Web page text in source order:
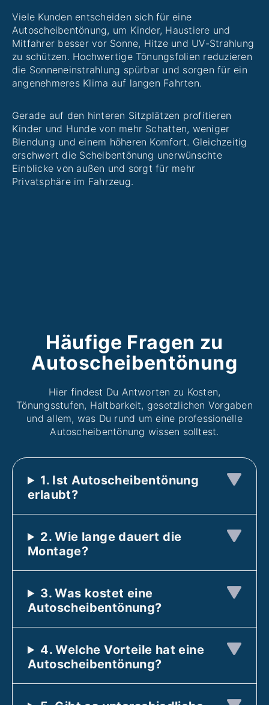
Viele Kunden entscheiden sich für eine
Autoscheibentönung, um Kinder, Haustiere und
Mitfahrer besser vor Sonne, Hitze und UV-Strahlung
zu schützen. Hochwertige Tönungsfolien reduzieren
die Sonneneinstrahlung spürbar und sorgen für ein
angenehmeres Klima auf langen Fahrten.
Gerade auf den hinteren Sitzplätzen profitieren
Kinder und Hunde von mehr Schatten, weniger
Blendung und einem höheren Komfort. Gleichzeitig
erschwert die Scheibentönung unerwünschte
Einblicke von außen und sorgt für mehr
Privatsphäre im Fahrzeug.
Häufige Fragen zu
Autoscheibentönung
Hier findest Du Antworten zu Kosten,
Tönungsstufen, Haltbarkeit, gesetzlichen Vorgaben
und allem, was Du rund um eine professionelle
Autoscheibentönung wissen solltest.
1. Ist Autoscheibentönung
erlaubt?
2. Wie lange dauert die
Montage?
3. Was kostet eine
Autoscheibentönung?
4. Welche Vorteile hat eine
Autoscheibentönung?